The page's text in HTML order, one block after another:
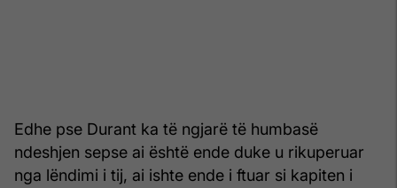
Edhe pse Durant ka të ngjarë të humbasë
ndeshjen sepse ai është ende duke u rikuperuar
nga lëndimi i tij, ai ishte ende i ftuar si kapiten i